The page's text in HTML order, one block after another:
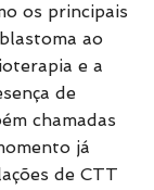
os principais
ao
e a
de
chamadas
já
de CTT